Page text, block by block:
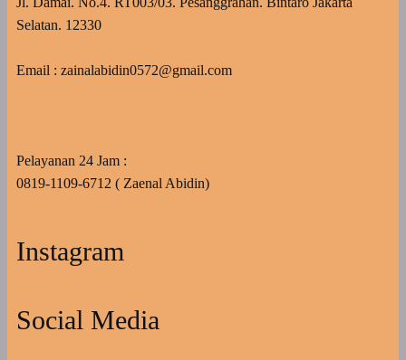
Selatan. 12330
Email : zainalabidin0572@gmail.com
Pelayanan 24 Jam :
0819-1109-6712 ( Zaenal Abidin)
Instagram
Social Media